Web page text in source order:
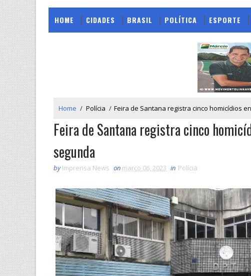
HOME CIDADES BRASIL POLÍTICA ESPORTE
Home / Polícia / Feira de Santana registra cinco homicídios
Feira de Santana registra cinco
segunda
by Imprensa News on março 06, 2023 in Polícia